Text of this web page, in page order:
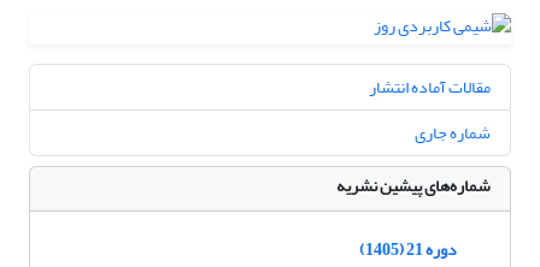
مقالات آماده انتشار
شماره جاری
شماره‌های پیشین نشریه
دوره 21 (1405)